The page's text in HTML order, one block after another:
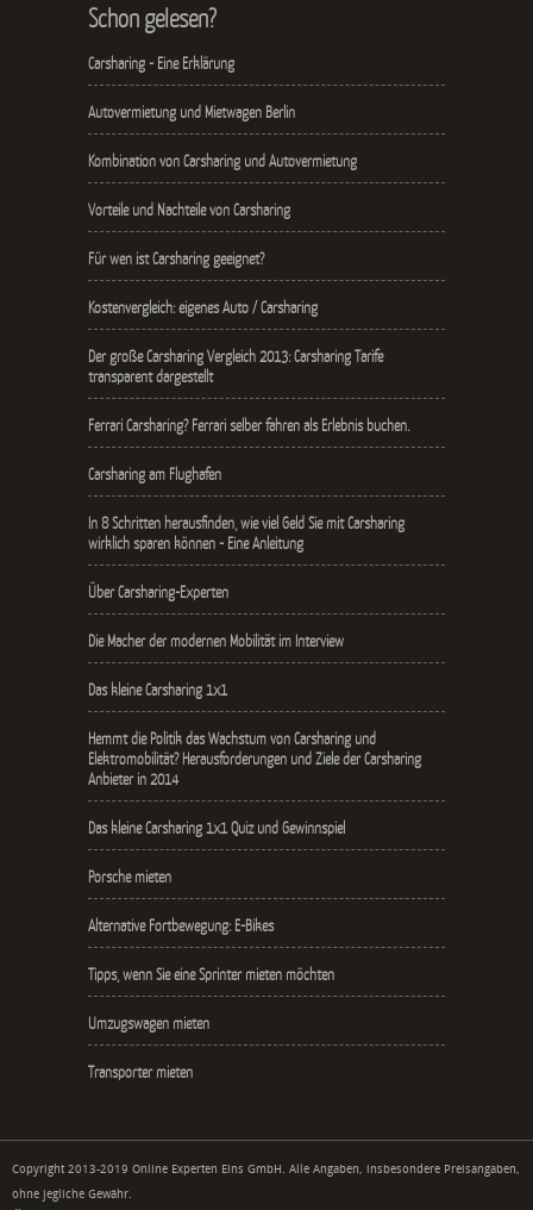
Schon gelesen?
Carsharing - Eine Erklärung
Autovermietung und Mietwagen Berlin
Kombination von Carsharing und Autovermietung
Vorteile und Nachteile von Carsharing
Für wen ist Carsharing geeignet?
Kostenvergleich: eigenes Auto / Carsharing
Der große Carsharing Vergleich 2013: Carsharing Tarife
transparent dargestellt
Ferrari Carsharing? Ferrari selber fahren als Erlebnis buchen.
Carsharing am Flughafen
In 8 Schritten herausfinden, wie viel Geld Sie mit Carsharing
wirklich sparen können - Eine Anleitung
Über Carsharing-Experten
Die Macher der modernen Mobilität im Interview
Das kleine Carsharing 1x1
Hemmt die Politik das Wachstum von Carsharing und
Elektromobilität? Herausforderungen und Ziele der Carsharing
Anbieter in 2014
Das kleine Carsharing 1x1 Quiz und Gewinnspiel
Porsche mieten
Alternative Fortbewegung: E-Bikes
Tipps, wenn Sie eine Sprinter mieten möchten
Umzugswagen mieten
Transporter mieten
Copyright 2013-2019 Online Experten Eins GmbH. Alle Angaben, insbesondere Preisangaben,
ohne jegliche Gewähr.